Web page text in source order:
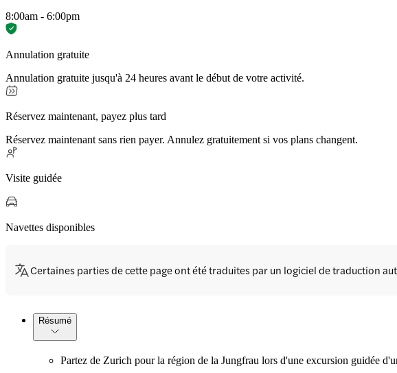
8:00am - 6:00pm
Annulation gratuite
Annulation gratuite jusqu'à 24 heures avant le début de votre activité.
Réservez maintenant, payez plus tard
Réservez maintenant sans rien payer. Annulez gratuitement si vos plans changent.
Visite guidée
Navettes disponibles
Certaines parties de cette page ont été traduites par un logiciel de traduction
Résumé
Partez de Zurich pour la région de la Jungfrau lors d'une excursion guidée